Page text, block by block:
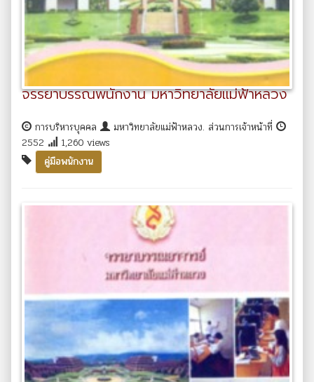
จรรยาบรรณพนักงาน มหาวิทยาลัยแม่ฟ้าหลวง
การบริหารบุคคล
มหาวิทยาลัยแม่ฟ้าหลวง. ส่วนการเจ้าหน้าที่
2552
1,260 views
คู่มือพนักงาน